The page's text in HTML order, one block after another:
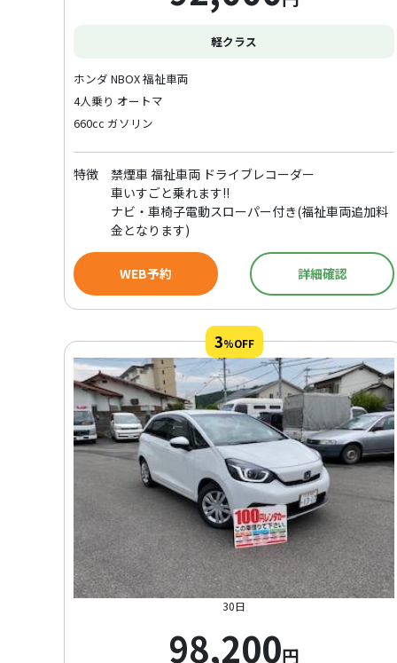
軽クラス
ホンダ NBOX 福祉車両
4人乗り オートマ
660cc ガソリン
特徴
禁煙車 福祉車両 ドライブレコーダー
車いすごと乗れます!!
ナビ・車椅子電動スローパー付き(福祉車両追加料
金となります)
WEB予約 詳細確認
3%OFF
30日
98,200円